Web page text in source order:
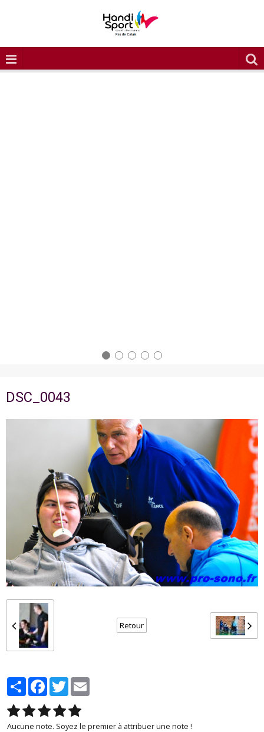
DSC_0043
Retour
PartagerFacebook
Twitter
Aucune note. Soyez le premier à attribuer une note !